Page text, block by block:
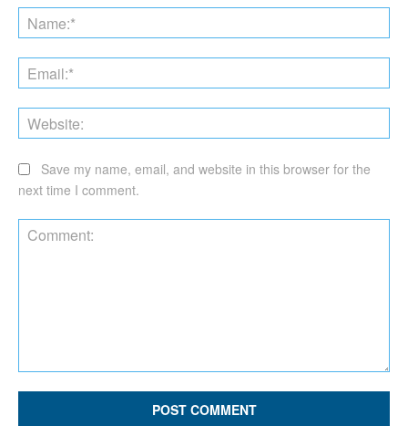
Save my name, email, and website in this browser for the
next time I comment.